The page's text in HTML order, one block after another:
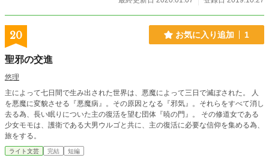
20 お気に入り追加 1
聖邪の交進
悠理
主によって七日間で生み出された世界は、悪魔によって三日で滅ぼされた。 人
を悪魔に変貌させる『悪魔病』。その原因となる『邪気』。それらをすべて消し
去る為、長い眠りについた主の復活を望む団体『暁の門』。 その修道女である
少女モモは、護衛である大男ウルゴと共に、主の復活に必要な信仰を集める為、
旅をする。
ライト文芸 完結 短編